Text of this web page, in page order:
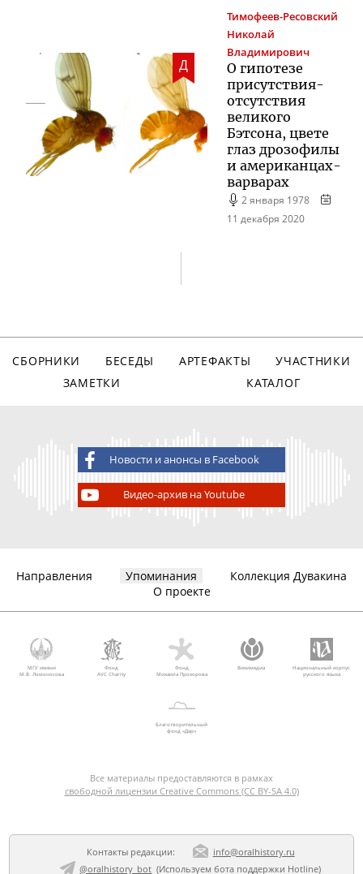
Д
Тимофеев-Ресовский
Николай
Владимирович
О гипотезе
присутствия-
отсутствия
великого
Бэтсона, цвете
глаз дрозофилы
и американцах-
варварах
2 января 1978
11 декабря 2020
СБОРНИКИ БЕСЕДЫ АРТЕФАКТЫ
УЧАСТНИКИ
ЗАМЕТКИ
КАТАЛОГ
Новости и анонсы в Facebook
Видео-архив на Youtube
Направления Упоминания
Коллекция Дувакина
О проекте
МГУ имени
М.В. Ломоносова
Фонд
AVC Charity
Фонд
Михаила Прохорова
Викимедиа
Национальный корпус
русского языка
Благотворительный
фонд «Дар»
Все материалы предоставляются в рамках
свободной лицензии Creative Commons (CC BY-SA 4.0)
Контакты редакции:
info@oralhistory.ru
@oralhistory_bot (Используембота поддержки Hotline)